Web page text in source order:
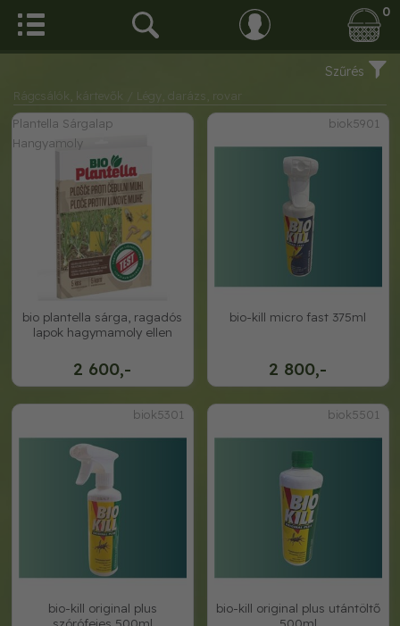
0
Szűrés
Rágcsálók, kártevők
/ Légy, darázs, rovar
Plantella Sárgalap
Hangyamoly
2 600,-
bio plantella sárga, ragadós
lapok hagymamoly ellen
biok5901
2 800,-
bio-kill micro fast 375ml
biok5301
bio-kill original plus
szórófejes 500ml
biok5501
bio-kill original plus utántöltő
500ml